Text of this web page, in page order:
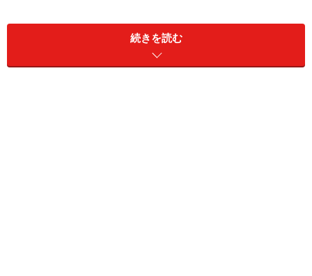
イス」をアクセス制限の対象としています。これはどう
続きを読む